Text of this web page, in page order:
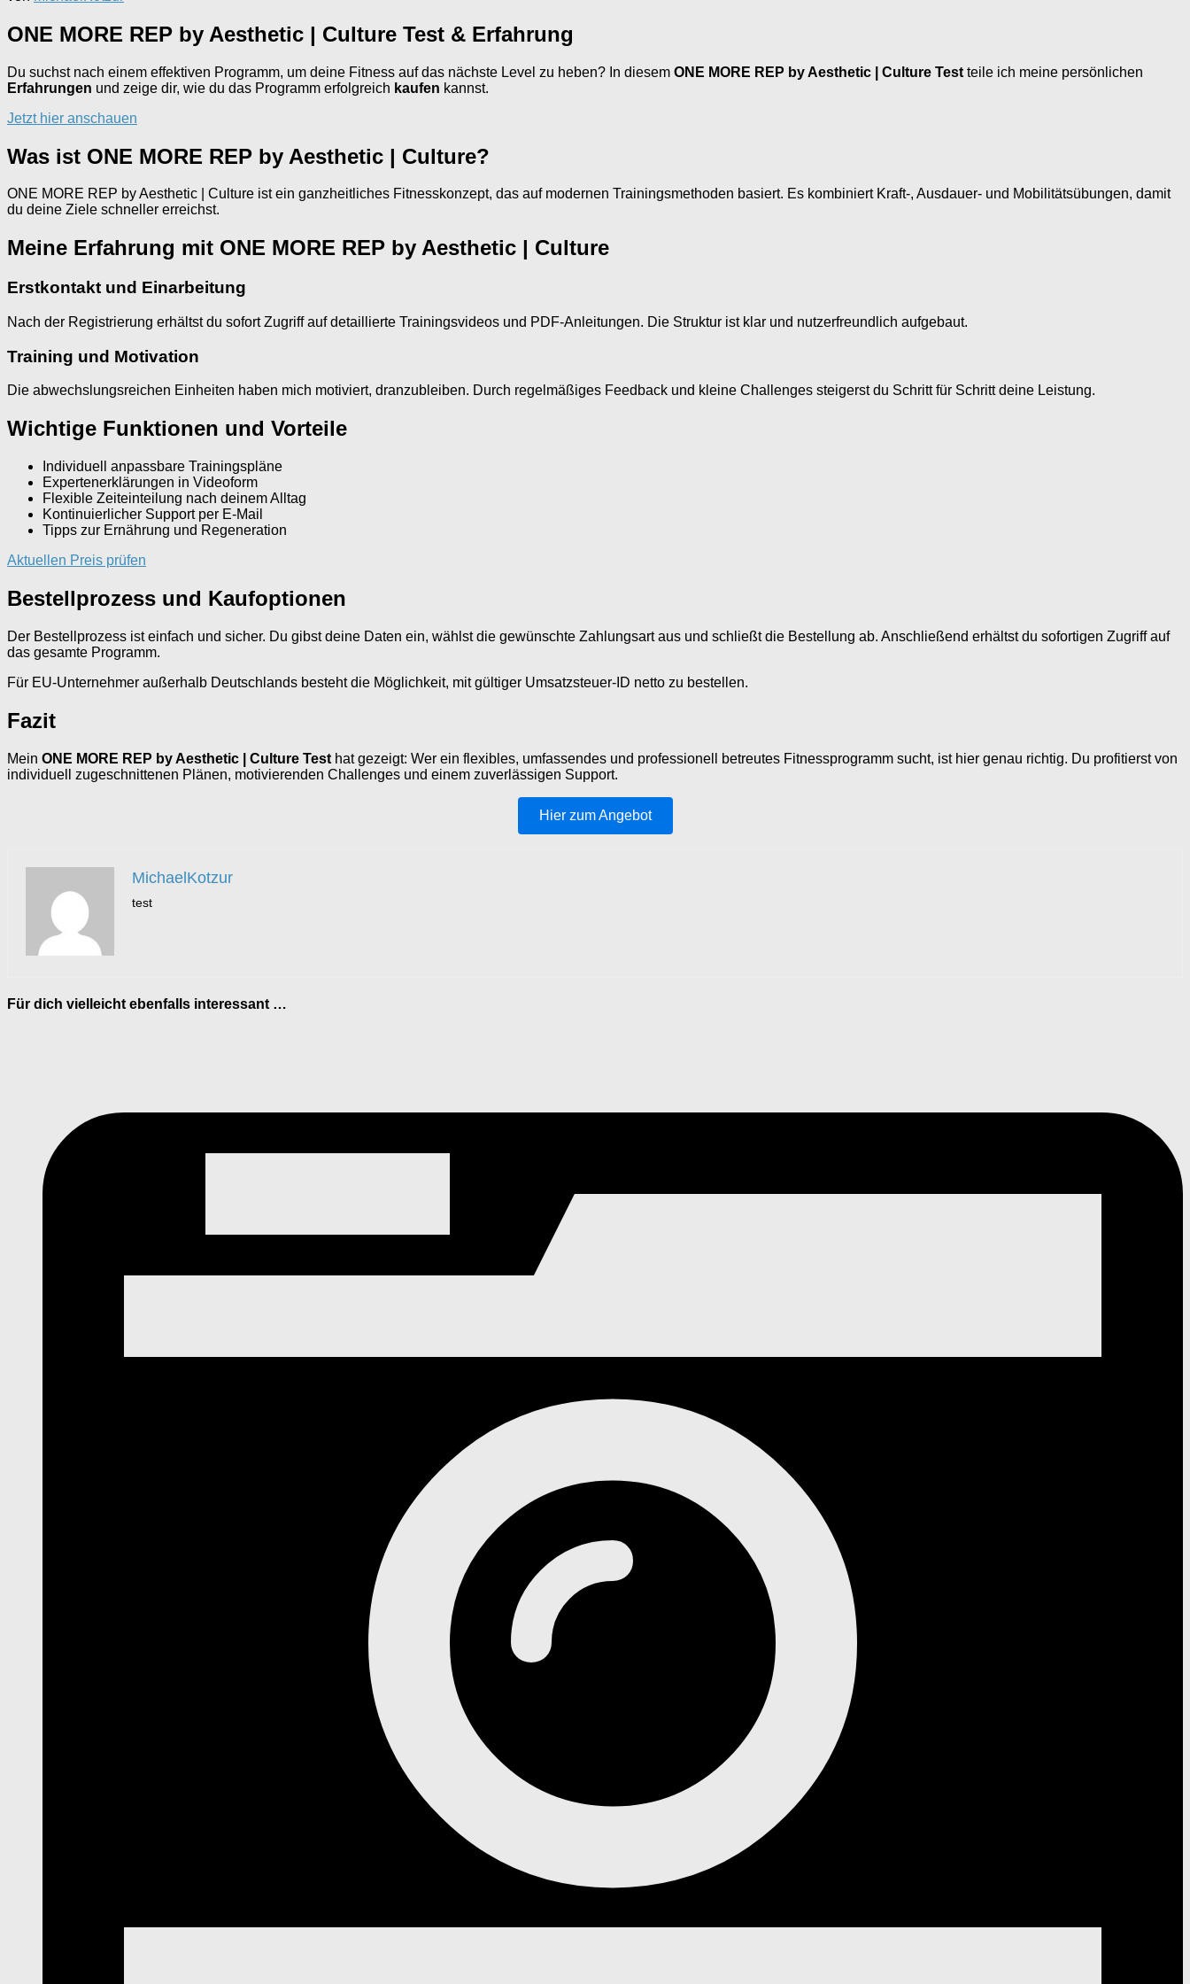
ONE MORE REP by Aesthetic | Culture Test & Erfahrung
Du suchst nach einem effektiven Programm, um deine Fitness auf das nächste Level zu heben? In diesem ONE MORE REP by Aesthetic | Culture Test teile ich meine persönlichen
Erfahrungen und zeige dir, wie du das Programm erfolgreich kaufen kannst.
Jetzt hier anschauen
Was ist ONE MORE REP by Aesthetic | Culture?
ONE MORE REP by Aesthetic | Culture ist ein ganzheitliches Fitnesskonzept, das auf modernen Trainingsmethoden basiert. Es kombiniert Kraft-, Ausdauer- und Mobilitätsübungen, damit
du deine Ziele schneller erreichst.
Meine Erfahrung mit ONE MORE REP by Aesthetic | Culture
Erstkontakt und Einarbeitung
Nach der Registrierung erhältst du sofort Zugriff auf detaillierte Trainingsvideos und PDF-Anleitungen. Die Struktur ist klar und nutzerfreundlich aufgebaut.
Training und Motivation
Die abwechslungsreichen Einheiten haben mich motiviert, dranzubleiben. Durch regelmäßiges Feedback und kleine Challenges steigerst du Schritt für Schritt deine Leistung.
Wichtige Funktionen und Vorteile
Individuell anpassbare Trainingspläne
Expertenerklärungen in Videoform
Flexible Zeiteinteilung nach deinem Alltag
Kontinuierlicher Support per E-Mail
Tipps zur Ernährung und Regeneration
Aktuellen Preis prüfen
Bestellprozess und Kaufoptionen
Der Bestellprozess ist einfach und sicher. Du gibst deine Daten ein, wählst die gewünschte Zahlungsart aus und schließt die Bestellung ab. Anschließend erhältst du sofortigen Zugriff auf
das gesamte Programm.
Für EU-Unternehmer außerhalb Deutschlands besteht die Möglichkeit, mit gültiger Umsatzsteuer-ID netto zu bestellen.
Fazit
Mein ONE MORE REP by Aesthetic | Culture Test hat gezeigt: Wer ein flexibles, umfassendes und professionell betreutes Fitnessprogramm sucht, ist hier genau richtig. Du profitierst von
individuell zugeschnittenen Plänen, motivierenden Challenges und einem zuverlässigen Support.
Hier zum Angebot
MichaelKotzur
test
Für dich vielleicht ebenfalls interessant …